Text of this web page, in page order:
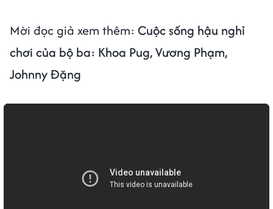
Mời đọc giả xem thêm: Cuộc sống hậu nghỉ
chơi của bộ ba: Khoa Pug, Vương Phạm,
Johnny Đặng